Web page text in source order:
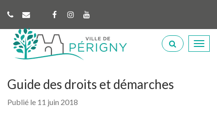
Lien
le
compte
Facebook
Lien
compte
Instagram
la
chaîne
Perigny
Aller
à
Guide des droits et démarches
Publié le 11 juin 2018